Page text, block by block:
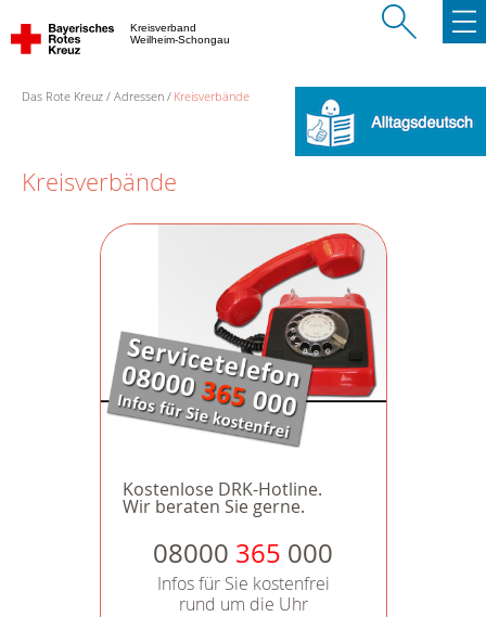
Kreisverband
Weilheim-Schongau
Das Rote Kreuz Adressen Kreisverbände
Kreisverbände
Kostenlose DRK-Hotline.
Wir beraten Sie gerne.
08000 365 000
Infos für Sie kostenfrei
rund um die Uhr